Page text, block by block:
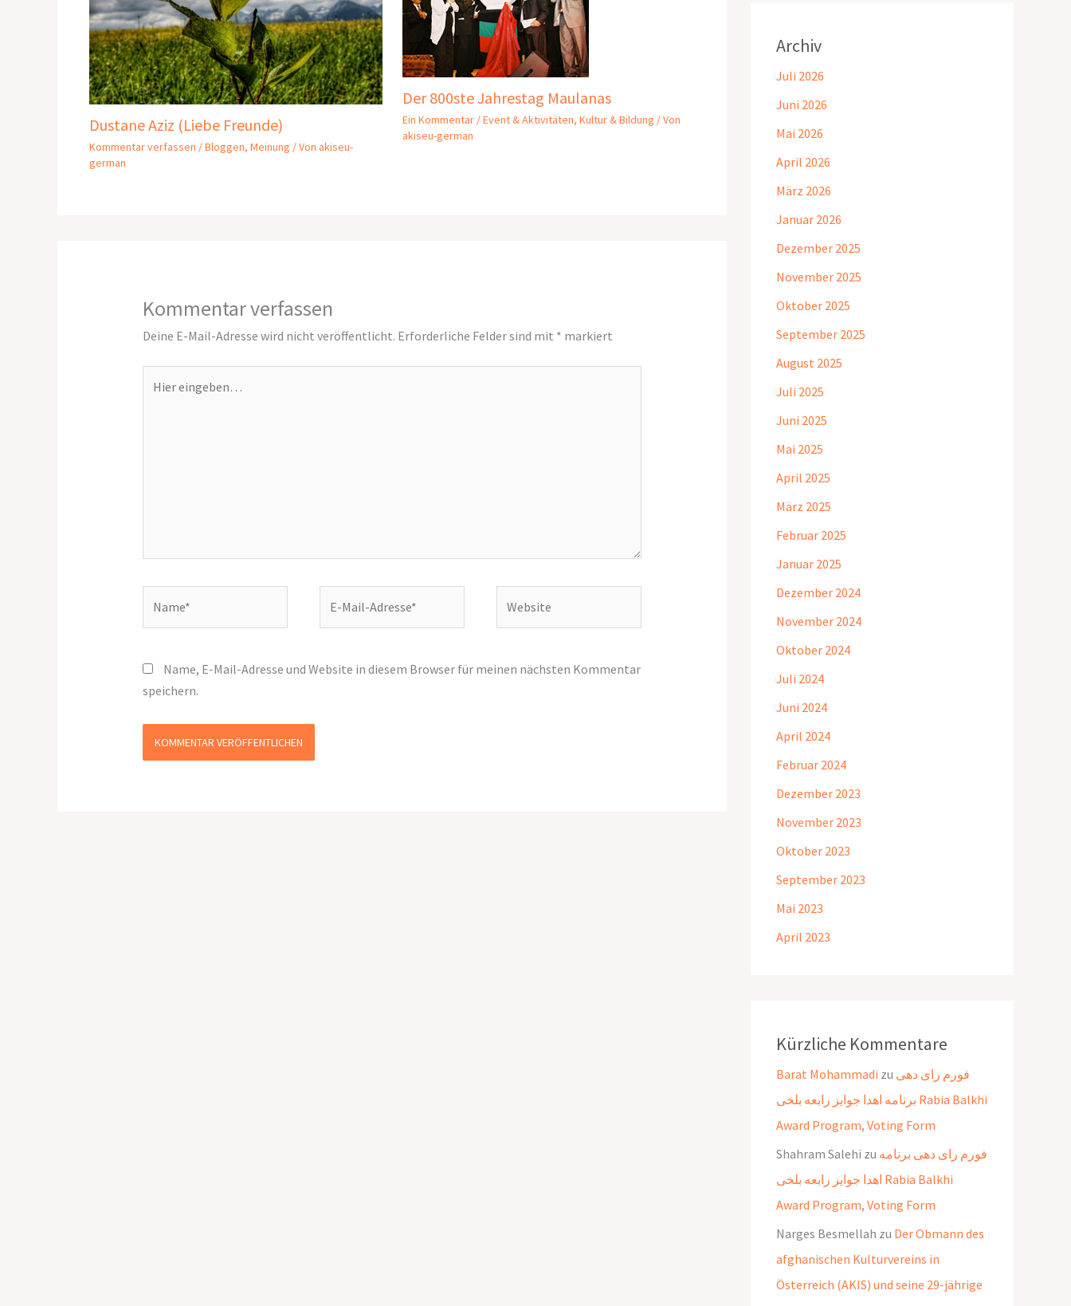
Dustane Aziz (Liebe Freunde)
Kommentar verfassen /Bloggen, Meinung / Von akiseu-
german
Der 800ste Jahrestag Maulanas
Ein Kommentar /Event & Aktivitäten, Kultur & Bildung / Von
akiseu-german
Kommentar verfassen
Deine E-Mail-Adresse wird nicht veröffentlicht. Erforderliche Felder sind mit * markiert
eingeben…
Name, E-Mail-Adresse und Website in diesem Browser für meinen nächsten Kommentar
speichern.
Archiv
Juli 2026
Juni 2026
Mai 2026
April 2026
März 2026
Januar 2026
Dezember 2025
November 2025
Oktober 2025
September 2025
August 2025
Juli 2025
Juni 2025
Mai 2025
April 2025
März 2025
Februar 2025
Januar 2025
Dezember 2024
November 2024
Oktober 2024
Juli 2024
Juni 2024
April 2024
Februar 2024
Dezember 2023
November 2023
Oktober 2023
September 2023
Mai 2023
April 2023
Kürzliche Kommentare
Barat Mohammadi zu فورم رای دهی
برنامه اهدا جوایز رابعه بلخی Rabia Balkhi
Award Program, Voting Form
Shahram Salehi zu فورم رای دهی برنامه
اهدا جوایز رابعه بلخی Rabia Balkhi
Award Program, Voting Form
Narges Besmellah zu Der Obmann des
afghanischen Kulturvereins in
Österreich (AKIS) und seine 29-jährige